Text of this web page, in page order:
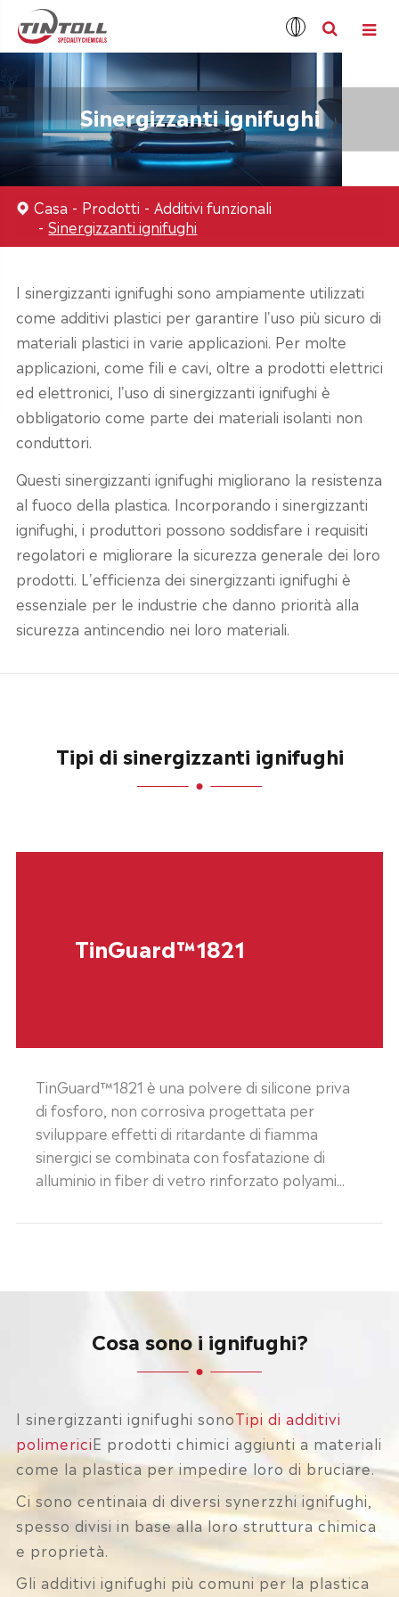
Sinergizzanti ignifughi
Casa Prodotti
Additivi funzionali
Sinergizzanti ignifughi
I sinergizzanti ignifughi sono ampiamente utilizzati
come additivi plastici per garantire l'uso più sicuro di
materiali plastici in varie applicazioni. Per molte
applicazioni, come fili e cavi, oltre a prodotti elettrici
ed elettronici, l'uso di sinergizzanti ignifughi è
obbligatorio come parte dei materiali isolanti non
conduttori.
Questi sinergizzanti ignifughi migliorano la resistenza
al fuoco della plastica. Incorporando i sinergizzanti
ignifughi, i produttori possono soddisfare i requisiti
regolatori e migliorare la sicurezza generale dei loro
prodotti. L'efficienza dei sinergizzanti ignifughi è
essenziale per le industrie che danno priorità alla
sicurezza antincendio nei loro materiali.
Tipi di sinergizzanti ignifughi
TinGuard™1821
TinGuard™1821 è una polvere di silicone priva
di fosforo, non corrosiva progettata per
sviluppare effetti di ritardante di fiamma
sinergici se combinata con fosfatazione di
alluminio in fiber di vetro rinforzato polyami...
Cosa sono i ignifughi?
I sinergizzanti ignifughi sonoTipi di additivi
polimericiE prodotti chimici aggiunti a materiali
come la plastica per impedire loro di bruciare.
Ci sono centinaia di diversi synerzzhi ignifughi,
spesso divisi in base alla loro struttura chimica
e proprietà.
Gli additivi ignifughi più comuni per la plastica